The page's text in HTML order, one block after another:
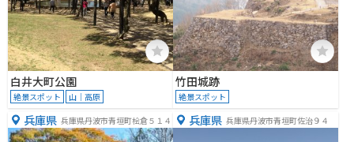
白井大町公園
絶景スポット 山｜高原
竹田城跡
絶景スポット
兵庫県 兵庫県丹波市青垣町桧倉５１４ 兵庫県 兵庫県丹波市青垣町佐治９４